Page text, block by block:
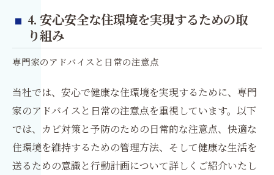
4. 安心安全な住環境を実現するための取
り組み
専門家のアドバイスと日常の注意点
当社では、安心で健康な住環境を実現するために、専門
家のアドバイスと日常の注意点を重視しています。以下
では、カビ対策と予防のための日常的な注意点、快適な
住環境を維持するための管理方法、そして健康な生活を
送るための意識と行動計画について詳しくご紹介いたし